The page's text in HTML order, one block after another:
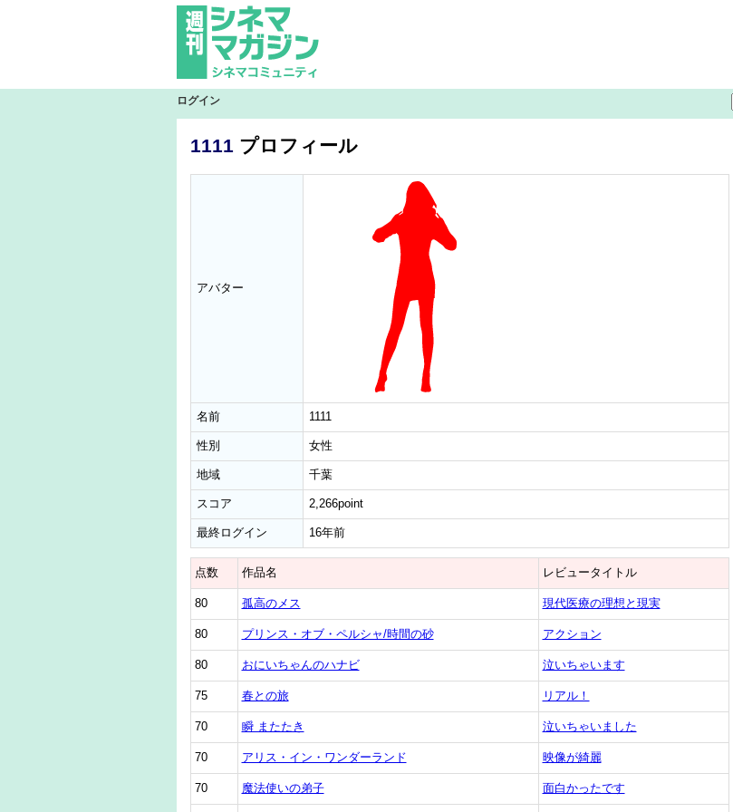
ログイン
1111プロフィール
アバター
名前 1111
性別 女性
地域 千葉
スコア 2,266point
最終ログイン 16年前
点数 作品名 レビュータイトル
80 孤高のメス 現代医療の理想と現実
80 プリンス・オブ・ペルシャ/時間の砂 アクション
80 おにいちゃんのハナビ 泣いちゃいます
75 春との旅 リアル！
70 瞬 またたき 泣いちゃいました
70 アリス・イン・ワンダーランド 映像が綺麗
70 魔法使いの弟子 面白かったです